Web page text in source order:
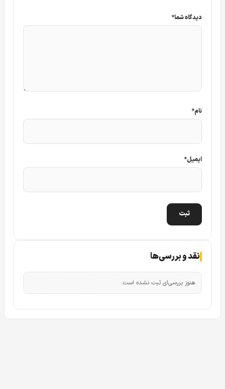
نقد و بررسی‌ها
هنوز بررسی‌ای ثبت نشده است.
دیدگاه شما*
نام*
ایمیل*